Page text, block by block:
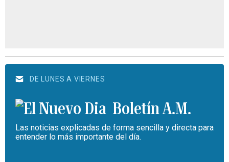
DE LUNES A VIERNES
Boletín A.M.
Las noticias explicadas de forma sencilla y directa para
entender lo más importante del día.